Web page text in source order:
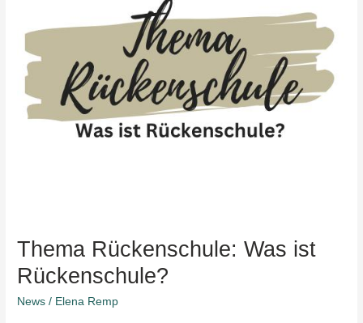
Thema Rückenschule: Was ist
Rückenschule?
News / Elena Remp